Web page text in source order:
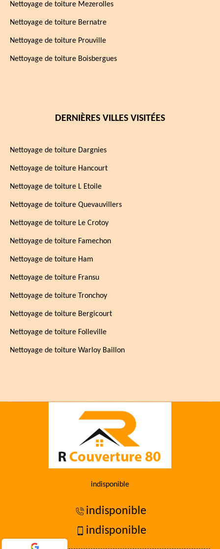
Nettoyage de toiture Mezerolles
Nettoyage de toiture Bernatre
Nettoyage de toiture Prouville
Nettoyage de toiture Boisbergues
DERNIÈRES VILLES VISITÉES
Nettoyage de toiture Dargnies
Nettoyage de toiture Hancourt
Nettoyage de toiture L Etoile
Nettoyage de toiture Quevauvillers
Nettoyage de toiture Le Crotoy
Nettoyage de toiture Famechon
Nettoyage de toiture Ham
Nettoyage de toiture Fransu
Nettoyage de toiture Tronchoy
Nettoyage de toiture Bergicourt
Nettoyage de toiture Folleville
Nettoyage de toiture Warloy Baillon
indisponible
indisponible
indisponible